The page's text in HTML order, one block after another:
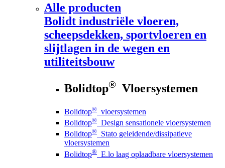
Alle producten
Bolidt industriële vloeren,
scheepsdekken, sportvloeren en
slijtlagen in de wegen en
utiliteitsbouw
Bolidtop® Vloersystemen
Bolidtop® vloersystemen
Bolidtop® Design sensationele vloersystemen
Bolidtop® Stato geleidende/dissipatieve
vloersystemen
Bolidtop® E.lo laag oplaadbare vloersystemen